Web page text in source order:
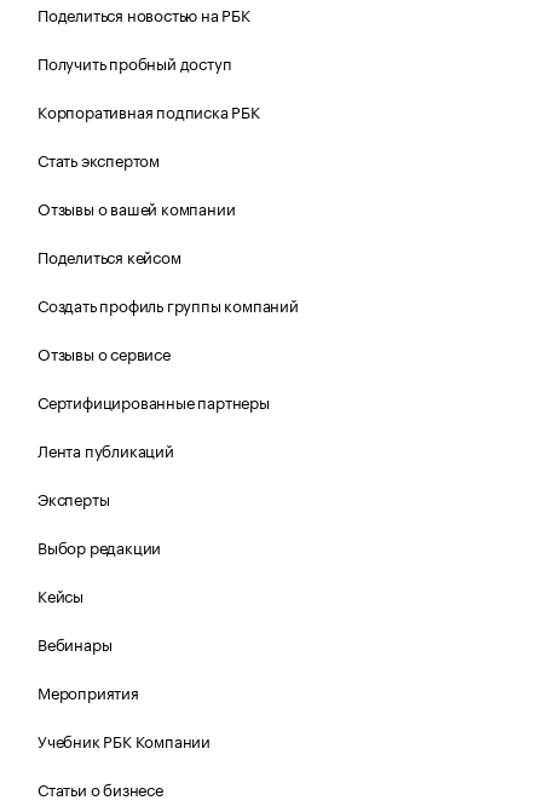
Поделиться новостью на РБК
Получить пробный доступ
Корпоративная подписка РБК
Стать экспертом
Отзывы о вашей компании
Поделиться кейсом
Создать профиль группы компаний
Отзывы о сервисе
Сертифицированные партнеры
Лента публикаций
Эксперты
Выбор редакции
Кейсы
Вебинары
Мероприятия
Учебник РБК Компании
Статьи о бизнесе